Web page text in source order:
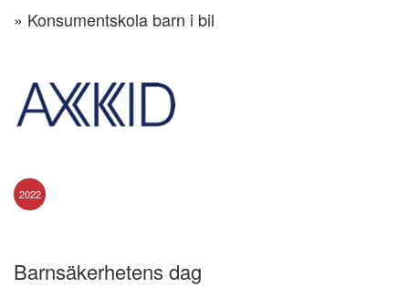
» Konsumentskola barn i bil
2022
Barnsäkerhetens dag